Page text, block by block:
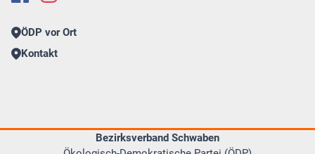
ÖDP vor Ort
Kontakt
Bezirksverband Schwaben